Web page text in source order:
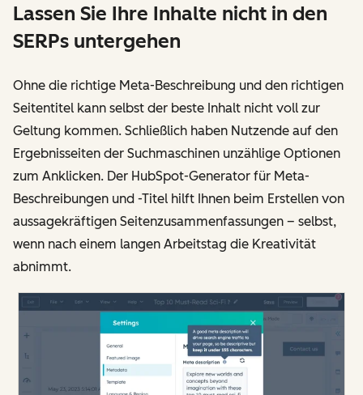
Lassen Sie Ihre Inhalte nicht in den
SERPs untergehen
Ohne die richtige Meta-Beschreibung und den richtigen
Seitentitel kann selbst der beste Inhalt nicht voll zur
Geltung kommen. Schließlich haben Nutzende auf den
Ergebnisseiten der Suchmaschinen unzählige Optionen
zum Anklicken. Der HubSpot-Generator für Meta-
Beschreibungen und -Titel hilft Ihnen beim Erstellen von
aussagekräftigen Seitenzusammenfassungen – selbst,
wenn nach einem langen Arbeitstag die Kreativität
abnimmt.